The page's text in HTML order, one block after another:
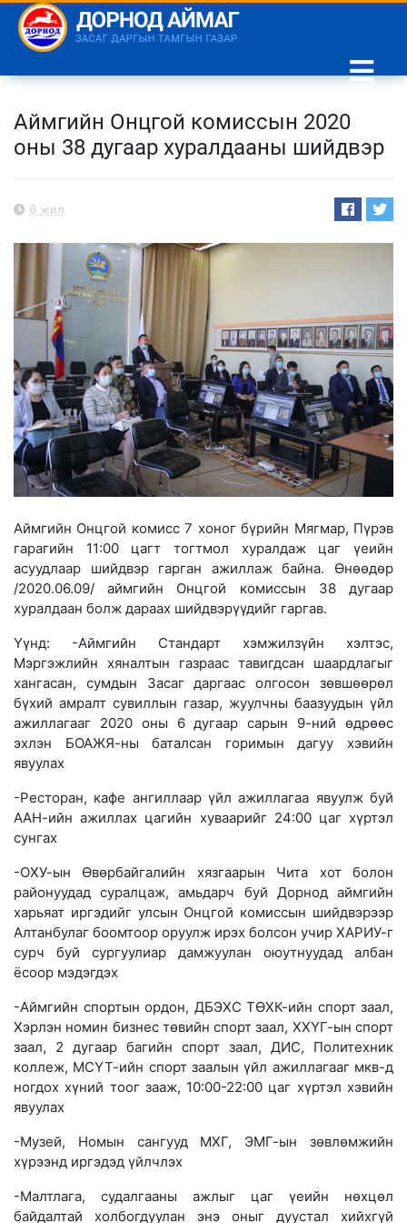
Аймгийн Онцгой комиссын 2020
оны 38 дугаар хуралдааны шийдвэр
6 жил
Аймгийн Онцгой комисс 7 хоног бүрийн Мягмар, Пүрэв
гарагийн 11:00 цагт тогтмол хуралдаж цаг үеийн
асуудлаар шийдвэр гарган ажиллаж байна. Өнөөдөр
/2020.06.09/ аймгийн Онцгой комиссын 38 дугаар
хуралдаан болж дараах шийдвэрүүдийг гаргав.
Үүнд: -Аймгийн Стандарт хэмжилзүйн хэлтэс,
Мэргэжлийн хяналтын газраас тавигдсан шаардлагыг
хангасан, сумдын Засаг даргаас олгосон зөвшөөрөл
бүхий амралт сувиллын газар, жуулчны баазуудын үйл
ажиллагааг 2020 оны 6 дугаар сарын 9-ний өдрөөс
эхлэн БОАЖЯ-ны баталсан горимын дагуу хэвийн
явуулах
-Ресторан, кафе ангиллаар үйл ажиллагаа явуулж буй
ААН-ийн ажиллах цагийн хуваарийг 24:00 цаг хүртэл
сунгах
-ОХУ-ын Өвөрбайгалийн хязгаарын Чита хот болон
районуудад суралцаж, амьдарч буй Дорнод аймгийн
харьяат иргэдийг улсын Онцгой комиссын шийдвэрээр
Алтанбулаг боомтоор оруулж ирэх болсон учир ХАРИУ-г
сурч буй сургуулиар дамжуулан оюутнуудад албан
ёсоор мэдэгдэх
-Аймгийн спортын ордон, ДБЭХС ТӨХК-ийн спорт заал,
Хэрлэн номин бизнес төвийн спорт заал, ХХҮГ-ын спорт
заал, 2 дугаар багийн спорт заал, ДИС, Политехник
коллеж, МСҮТ-ийн спорт заалын үйл ажиллагааг мкв-д
ногдох хүний тоог зааж, 10:00-22:00 цаг хүртэл хэвийн
явуулах
-Музей, Номын сангууд МХГ, ЭМГ-ын зөвлөмжийн
хүрээнд иргэдэд үйлчлэх
-Малтлага, судалгааны ажлыг цаг үеийн нөхцөл
байдалтай холбогдуулан энэ оныг дуустал хийхгүй